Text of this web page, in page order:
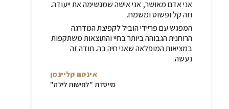
אני אדם מאושר, אני אישה שמגשימה את ייעודה.
וזה קל ופשוט ומשמח.
המפגש עם פריידי הוביל לקפיצת המדרגה
הרוחנית הגבוהה ביותר בחיי והתוצאות משתקפות
במציאות המופלאה שאני חיה בה.תודה זה
נעשה.
אינסה קליינמן
מייסדת "לחישות לילה"